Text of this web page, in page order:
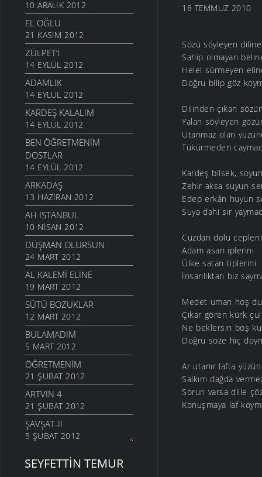
10 ARALIK 2012
EL OĞLU
21 KASIM 2012
ZÜLPET’I
14 EYLÜL 2012
ADAMLIK
14 EYLÜL 2012
KARDEŞ KALALIM
14 EYLÜL 2012
BEN ÖĞRETMENIM
DOSTLAR
14 EYLÜL 2012
ARKADAŞ
13 HAZIRAN 2012
AH İSTANBUL
10 NISAN 2012
DÜŞMAN OLURSUN
24 MART 2012
AL KALEMI ELINE
19 MART 2012
SÜTÜ BOZUKLAR
12 MART 2012
BULAMADIM
5 MART 2012
ÖĞRETMENIM
21 ŞUBAT 2012
ARTVIN 4
21 ŞUBAT 2012
ŞAVŞAT-II
5 ŞUBAT 2012
25 OCAK 2012
SEYFETTIN TEMUR
18 TEMMUZ 2010
Sözü söyleyen diline
Sahip olmayan
Helel sürmeyen
Doğru bilip göz
Dilinden çıkan
Yalan söyleyen
Utanmaz olan
Tükürmeden
Kardeş bilsek,
Zehir aksa suyun
Edep erkân huyun
Suya dahi sır
Cüzdan dolu
Adam asan iplerini
Ülke satan tiplerini
İnsanlıktan biz
Medet uman hoş
Çıkar gören kürk
Ne beklersin boş
Doğru söze hiç
Ar utanır lafta yüzün
Salkım dağda
Sorun varsa dille
Konuşmaya laf